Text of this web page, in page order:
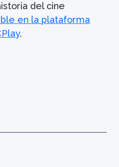
del cine
en la plataforma
.